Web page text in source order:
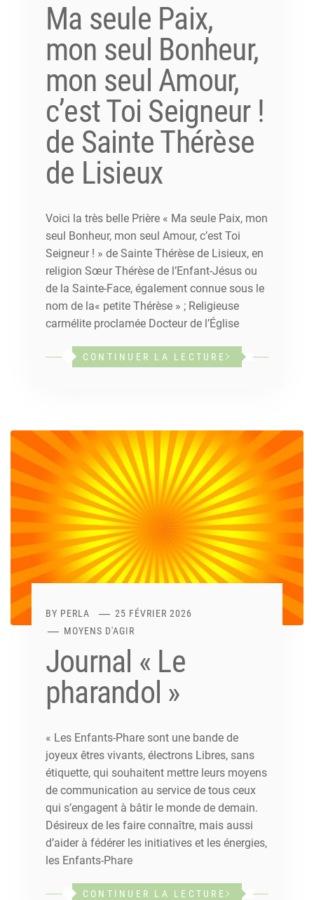
Ma seule Paix,
mon seul Bonheur,
mon seul Amour,
c’est Toi Seigneur !
de Sainte Thérèse
de Lisieux
Voici la très belle Prière « Ma seule Paix, mon
seul Bonheur, mon seul Amour, c’est Toi
Seigneur ! » de Sainte Thérèse de Lisieux, en
religion Sœur Thérèse de l’Enfant-Jésus ou
de la Sainte-Face, également connue sous le
nom de la« petite Thérèse » ; Religieuse
carmélite proclamée Docteur de l’Église
CONTINUER LA LECTURE
BY PERLA
25 FÉVRIER 2026
MOYENS D'AGIR
Journal « Le
pharandol »
« Les Enfants-Phare sont une bande de
joyeux êtres vivants, électrons Libres, sans
étiquette, qui souhaitent mettre leurs moyens
de communication au service de tous ceux
qui s’engagent à bâtir le monde de demain.
Désireux de les faire connaître, mais aussi
d’aider à fédérer les initiatives et les énergies,
les Enfants-Phare
CONTINUER LA LECTURE